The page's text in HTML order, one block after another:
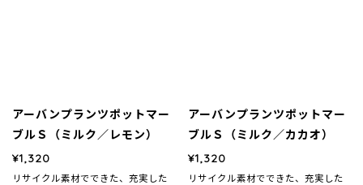
アーバンプランツポットマー
ブルＳ（ミルク／レモン）
¥1,320
リサイクル素材でできた、充実した
アーバンプランツポットマー
ブルＳ（ミルク／カカオ）
¥1,320
リサイクル素材でできた、充実した